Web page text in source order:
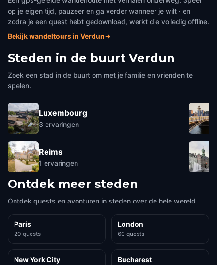
op je eigen tijd, pauzeer en ga verder wanneer je wilt · en
zodra je een quest hebt gedownload, werkt die volledig offline.
Bekijk wandeltours in Verdun→
Steden in de buurt Verdun
Zoek een stad in de buurt om met je familie en vrienden te
spelen.
Luxembourg
3 ervaringen
Reims
1 ervaringen
Ontdek meer steden
Ontdek quests en avonturen in steden over de hele wereld
Paris
20 quests
London
60 quests
New York City Bucharest